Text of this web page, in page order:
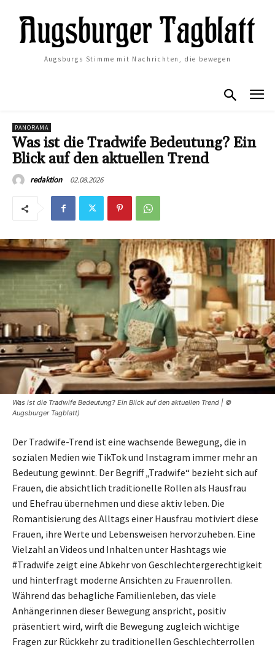
Augsburgs Stimme mit Nachrichten, die bewegen
PANORAMA
Was ist die Tradwife Bedeutung? Ein
Blick auf den aktuellen Trend
redaktion 02.08.2026
Was ist die Tradwife Bedeutung? Ein Blick auf den aktuellen Trend | ©
Augsburger Tagblatt)
Der Tradwife-Trend ist eine wachsende Bewegung, die in
sozialen Medien wie TikTok und Instagram immer mehr an
Bedeutung gewinnt. Der Begriff „Tradwife“ bezieht sich auf
Frauen, die absichtlich traditionelle Rollen als Hausfrau
und Ehefrau übernehmen und diese aktiv leben. Die
Romantisierung des Alltags einer Hausfrau motiviert diese
Frauen, ihre Werte und Lebensweisen hervorzuheben. Eine
Vielzahl an Videos und Inhalten unter Hashtags wie
#Tradwife zeigt eine Abkehr von Geschlechtergerechtigkeit
und hinterfragt moderne Ansichten zu Frauenrollen.
Während das behagliche Familienleben, das viele
Anhängerinnen dieser Bewegung anspricht, positiv
präsentiert wird, wirft die Bewegung zugleich wichtige
Fragen zur Rückkehr zu traditionellen Geschlechterrollen